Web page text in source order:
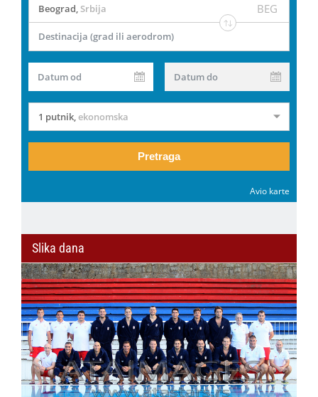
Beograd, Srbija BEG
Destinacija (grad ili aerodrom)
Datum od Datum do
1 putnik,ekonomska
Pretraga
Avio karte
Slika dana